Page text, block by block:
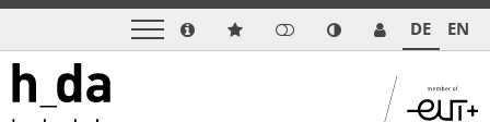
DE EN